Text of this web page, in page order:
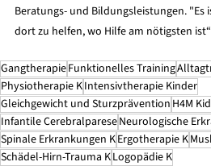
Beratungs- und Bildungsleistungen. "Es
dort zu helfen, wo Hilfe am nötigsten ist“
GangtherapieFunktionelles Training
Physiotherapie KIntensivtherapie Kinder
Gleichgewicht und Sturzprävention H4M
Infantile CerebralpareseNeurologische
Spinale Erkrankungen KErgotherapie K
Schädel-Hirn-Trauma KLogopädie K